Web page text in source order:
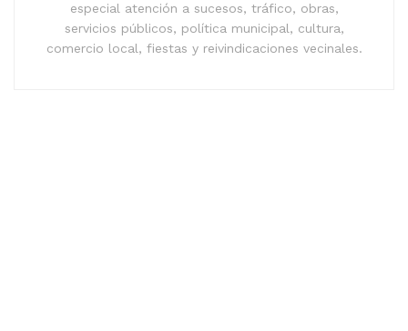
especial atención a sucesos, tráfico, obras,
servicios públicos, política municipal, cultura,
comercio local, fiestas y reivindicaciones vecinales.